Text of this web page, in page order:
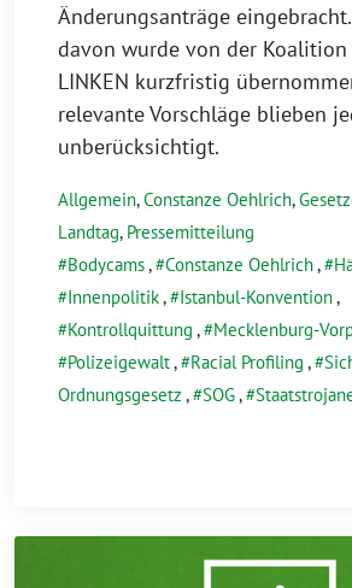
Änderungsanträge
davon wurde von der Koalition
LINKEN kurzfristig
relevante Vorschläge blieben
unberücksichtigt.
Allgemein,Constanze Oehlrich,
Landtag, Pressemitteilung
Bodycams, Constanze Oehlrich,
Innenpolitik, Istanbul-Konvention,
Kontrollquittung , Mecklenburg-
Polizeigewalt, Racial Profiling ,
Ordnungsgesetz , SOG,